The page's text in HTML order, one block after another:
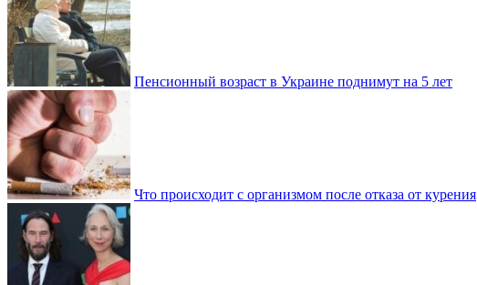
Пенсионный возраст в Украине поднимут на 5 лет
Что происходит с организмом после отказа от курения